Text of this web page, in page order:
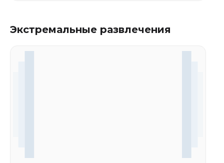
Экстремальные развлечения